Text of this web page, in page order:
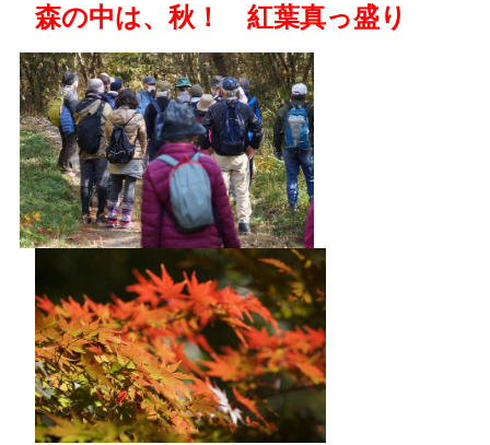
森の中は、秋！ 紅葉真っ盛り